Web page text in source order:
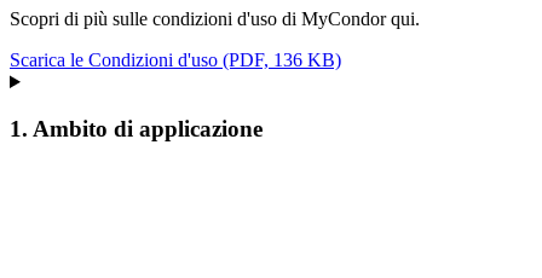
Scopri di più sulle condizioni d'uso di MyCondor qui.
Scarica le Condizioni d'uso (PDF, 136 KB)
1. Ambito di applicazione